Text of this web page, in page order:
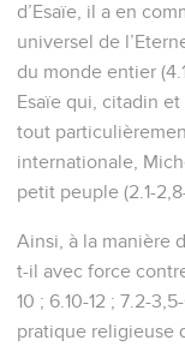
d’Esaïe, il a en
universel de
du monde entier
Esaïe qui, citadin et
tout
internationale,
petit peuple (2.1-
Ainsi, à la manière
t-il avec force
10 ; 6.10-12 ; 7.2-
pratique religieuse